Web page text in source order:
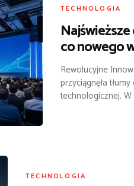
TECHNOLOGIA
co nowego
Rewolucyjne
przyciągnęła
technologicznej.
TECHNOLOGIA